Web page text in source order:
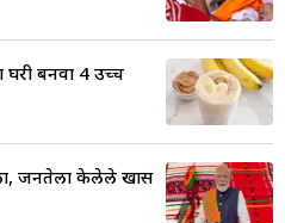
घरी बनवा 4 उच्च
जनतेला केलेले खास